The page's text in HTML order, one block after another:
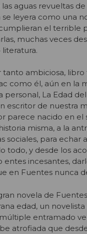
aguas revueltas
leyera como una
el terrible
muchas veces
ambiciosa,
como él, aún en la
La Edad
escritor de nuestra
parece nacido en el
misma, a la
sociales, para echar
y desde los
incesantes,
en Fuentes nunca
novela de
edad, un
entramado
atrofiada que